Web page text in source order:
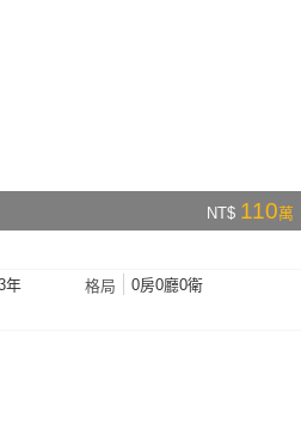
NT$ 110萬
年 格局
0房0廳0衛